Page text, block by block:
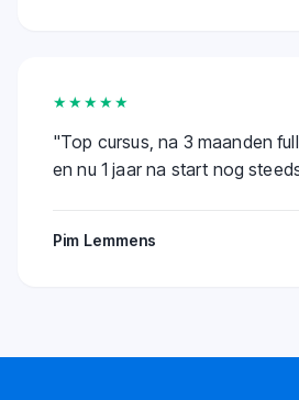
★★★★★
"Top cursus, na 3 maanden
en nu 1 jaar na start nog
Pim Lemmens